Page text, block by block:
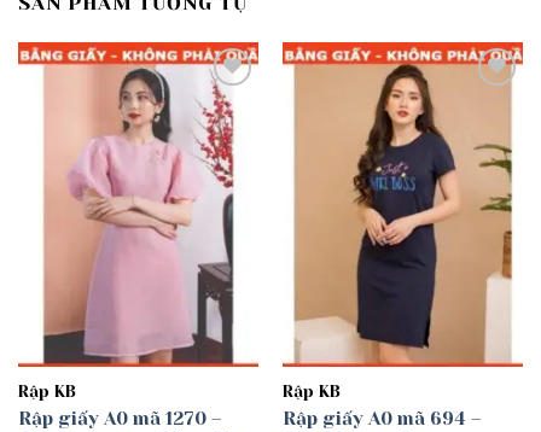
Add to
wishlist
Rập KB
Rập giấy A0 mã 1270 –
Rập KB
Rập giấy A0 mã 694 –